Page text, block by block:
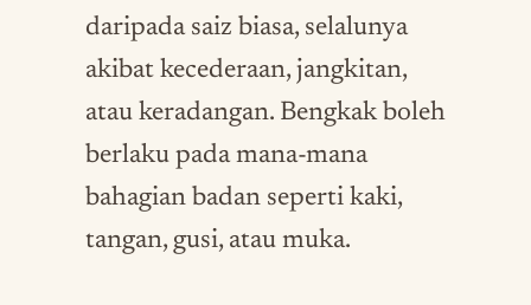
daripada saiz biasa, selalunya
akibat kecederaan, jangkitan,
atau keradangan. Bengkak boleh
berlaku pada mana-mana
bahagian badan seperti kaki,
tangan, gusi, atau muka.